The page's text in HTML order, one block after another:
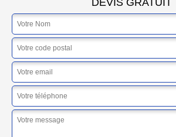
DEVIS GRATUIT